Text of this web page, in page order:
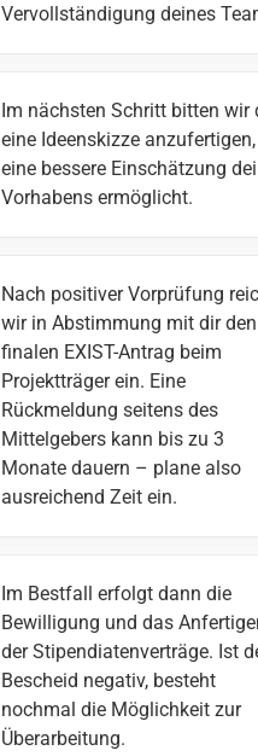
Vervollständigung deines
Im nächsten Schritt bitten wir
eine Ideenskizze
eine bessere Einschätzung
Vorhabens ermöglicht.
Nach positiver Vorprüfung
wir in Abstimmung mit dir den
finalen EXIST-Antrag beim
Projektträger ein. Eine
Rückmeldung seitens des
Mittelgebers kann bis zu 3
Monate dauern – plane also
ausreichend Zeit ein.
Im Bestfall erfolgt dann die
Bewilligung und das
der Stipendiatenverträge. Ist
Bescheid negativ, besteht
nochmal die Möglichkeit zur
Überarbeitung.